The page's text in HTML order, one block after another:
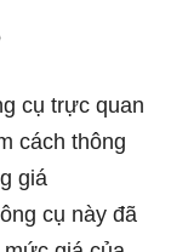
cụ trực quan
cách thông
giá
cụ này đã